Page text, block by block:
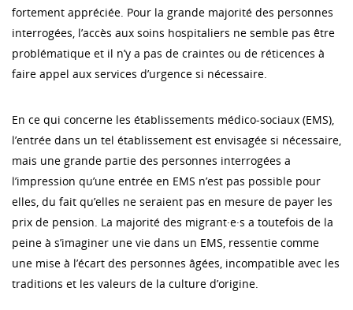
fortement appréciée. Pour la grande majorité des personnes
interrogées, l’accès aux soins hospitaliers ne semble pas être
problématique et il n’y a pas de craintes ou de réticences à
faire appel aux services d’urgence si nécessaire.
En ce qui concerne les établissements médico-sociaux (EMS),
l’entrée dans un tel établissement est envisagée si nécessaire,
mais une grande partie des personnes interrogées a
l’impression qu’une entrée en EMS n’est pas possible pour
elles, du fait qu’elles ne seraient pas en mesure de payer les
prix de pension. La majorité des migrant·e·s a toutefois de la
peine à s’imaginer une vie dans un EMS, ressentie comme
une mise à l’écart des personnes âgées, incompatible avec les
traditions et les valeurs de la culture d’origine.